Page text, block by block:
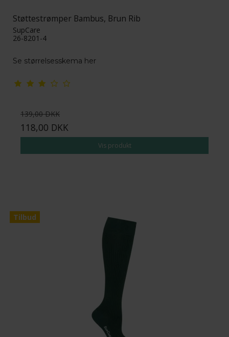
Støttestrømper Bambus, Brun Rib
SupCare
26-8201-4
Se størrelsesskema her
139,00 DKK
118,00 DKK
Vis produkt
Tilbud